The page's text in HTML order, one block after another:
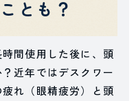
とも？
間使用した後に、頭
近年ではデスクワー
れ（眼精疲労）と頭